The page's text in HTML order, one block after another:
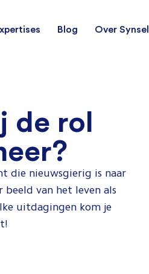
Monteurs Technische
Dienst
Installatietechniek
Operators
Monteurs Technische
Dienst
Blog Over Synsel
de rol
die nieuwsgierig is naar
van het leven als
uitdagingen kom je